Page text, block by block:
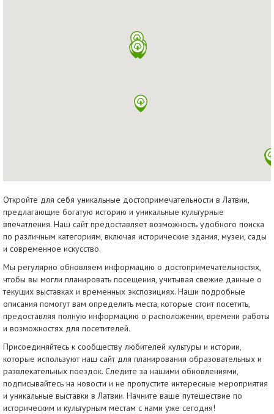
Откройте для себя уникальные достопримечательности в Латвии,
предлагающие богатую историю и уникальные культурные
впечатления. Наш сайт предоставляет возможность удобного поиска
по различным категориям, включая исторические здания, музеи, сады
и современное искусство.
Мы регулярно обновляем информацию о достопримечательностях,
чтобы вы могли планировать посещения, учитывая свежие данные о
текущих выставках и временных экспозициях. Наши подробные
описания помогут вам определить места, которые стоит посетить,
предоставляя полную информацию о расположении, времени работы
и возможностях для посетителей.
Присоединяйтесь к сообществу любителей культуры и истории,
которые используют наш сайт для планирования образовательных и
развлекательных поездок. Следите за нашими обновлениями,
подписывайтесь на новости и не пропустите интересные мероприятия
и уникальные выставки в Латвии. Начните ваше путешествие по
историческим и культурным местам с нами уже сегодня!